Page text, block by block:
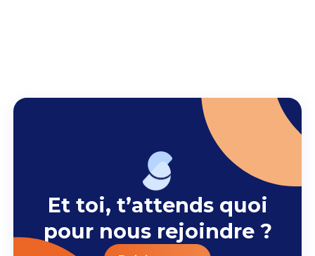
Et toi, t’attends quoi
pour nous rejoindre ?